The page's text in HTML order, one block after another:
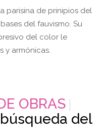
parisina de prinipios del
del fauvismo. Su
del color le
y armónicas.
OBRAS
del